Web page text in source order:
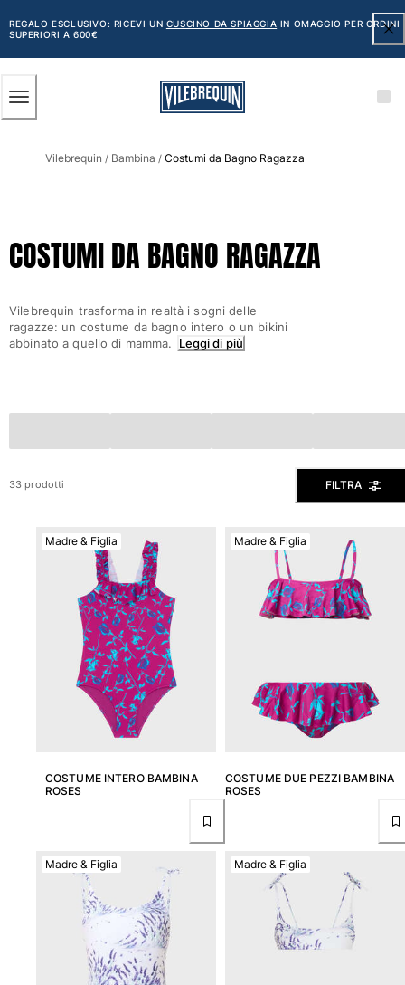
AL
CONTENUTO
PRINCIPALE
REGALO ESCLUSIVO: RICEVI UN CUSCINO DA SPIAGGIA IN OMAGGIO PER ORDINI
SUPERIORI A 600€
Vedi tutti i Uomo
Classico
Ricamati Edizione Numerata
Cintura piatta
Magici
Polo
Camicie
Bermuda
Pullover e Cardigan
Capispalla
Pantaloni
Maglieria
T-shirts
Modelli lounge
Vedi tutti i Abbigliamento
Taglie forti
Vedi tutti i Donna
Costumi da bagno
Bikinis
Intero
Vilebrequin / Bambina / Costumi da Bagno Ragazza
COSTUMI DA BAGNO RAGAZZA
Vilebrequin trasforma in realtà i sogni delle
ragazze: un costume da bagno intero o un bikini
abbinato a quello di mamma.
Leggi di più
33 prodotti FILTRA
COSTUME INTERO BAMBINA
ROSES
Madre & Figlia
COSTUME DUE PEZZI BAMBINA
ROSES
Madre & Figlia
Madre & Figlia Madre & Figlia